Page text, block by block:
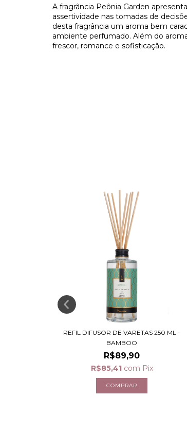
A fragrância Peônia Garden
assertividade nas tomadas de
desta fragrância um aroma bem
ambiente perfumado. Além do
frescor, romance e sofisticação.
REFIL DIFUSOR DE VARETAS 250 ML -
BAMBOO
R$89,90
R$85,41 com Pix